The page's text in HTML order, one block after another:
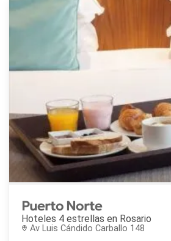
Puerto Norte
Hoteles 4 estrellas en Rosario
Av Luis Cándido Carballo 148